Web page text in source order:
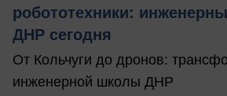
робототехники:
ДНР сегодня
От Кольчуги до дронов:
инженерной школы ДНР